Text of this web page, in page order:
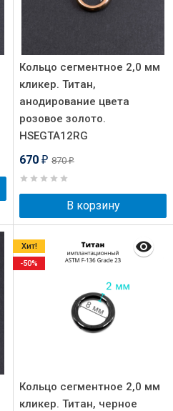
Кольцо сегментное 2,0 мм
кликер. Титан,
анодирование цвета
розовое золото.
HSEGTA12RG
670 ₽ 870₽
В корзину
Кольцо сегментное 2,0 мм
кликер. Титан, черное
Хит!
-50%